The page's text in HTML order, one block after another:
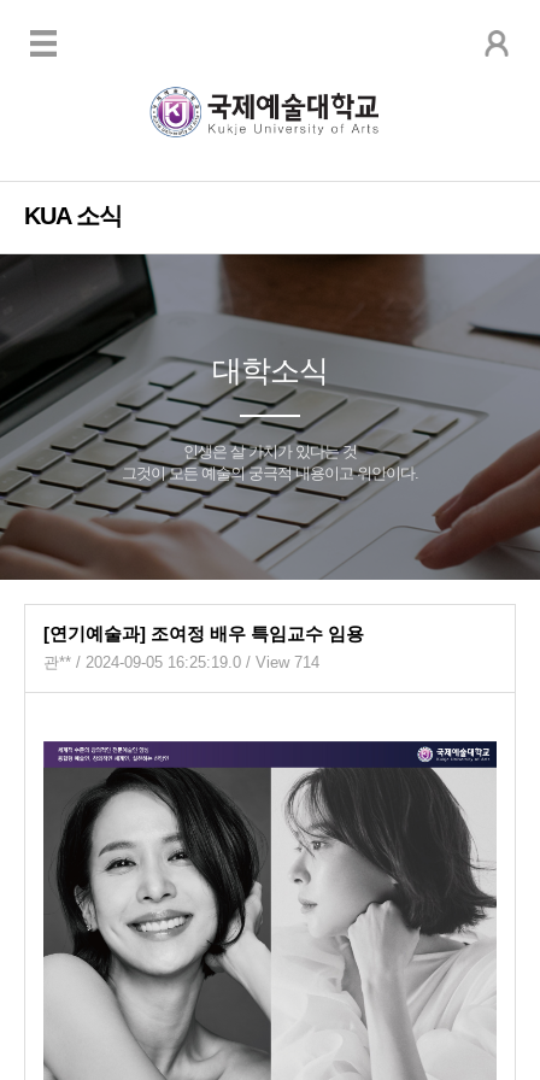
KUA 소식
대학소식
인생은 살 가치가 있다는 것
그것이 모든 예술의 궁극적 내용이고 위안이다.
[연기예술과] 조여정 배우 특임교수 임용
관** / 2024-09-05 16:25:19.0 / View 714